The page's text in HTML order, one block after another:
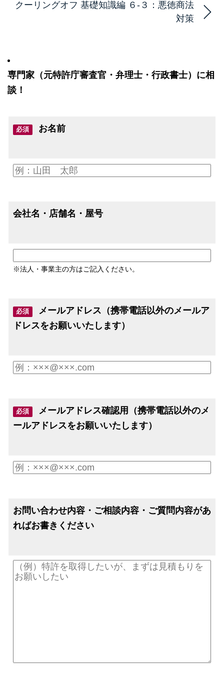
クーリングオフ 基礎知識編 ６-３：悪徳商法
対策
専門家（元特許庁審査官・弁理士・行政書士）に相
談！
必須 お名前
会社名・店舗名・屋号
※法人・事業主の方はご記入ください。
必須
メールアドレス（携帯電話以外のメールア
ドレスをお願いいたします）
必須
メールアドレス確認用（携帯電話以外のメ
ールアドレスをお願いいたします）
お問い合わせ内容・ご相談内容・ご質問内容があ
ればお書きください